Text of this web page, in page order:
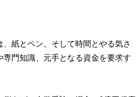
紙とペン、そして時間とやる気さ
門知識、元手となる資金を要求す